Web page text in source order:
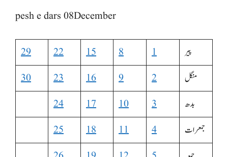
pesh e dars 08December
29 22 15 8 1
پیر
30
23 16 9 2
منگل
24
17 10 3
بدھ
25
18 11 4
جمعرات